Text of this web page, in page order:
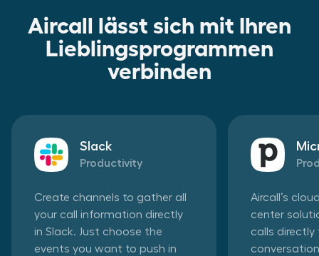
Aircall lässt sich mit Ihren
Lieblingsprogrammen
verbinden
Slack
Productivity
Create channels to gather all
your call information directly
in Slack. Just choose the
events you want to push in
Aircall’s
center
calls